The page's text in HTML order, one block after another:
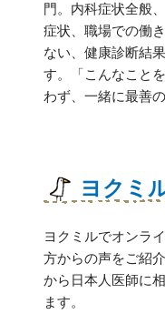
門。内科症状全般
症状、職場での働
ない、健康診断結
す。「こんなこと
わず、一緒に最善
ヨクミ
ヨクミルでオンラ
方からの声をご紹
から日本人医師に
ます。